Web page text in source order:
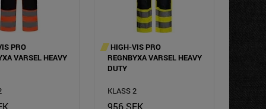
PRO
VARSEL HEAVY
HIGH-VIS PRO
REGNBYXA VARSEL HEAVY
DUTY
KLASS 2
956 SEK